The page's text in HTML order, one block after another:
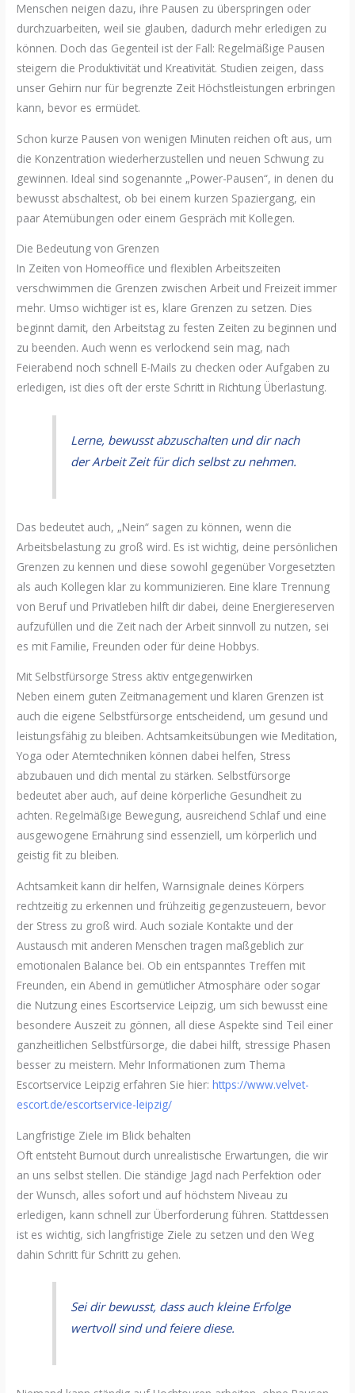
Menschen neigen dazu, ihre Pausen zu überspringen oder
durchzuarbeiten, weil sie glauben, dadurch mehr erledigen zu
können. Doch das Gegenteil ist der Fall: Regelmäßige Pausen
steigern die Produktivität und Kreativität. Studien zeigen, dass
unser Gehirn nur für begrenzte Zeit Höchstleistungen erbringen
kann, bevor es ermüdet.
Schon kurze Pausen von wenigen Minuten reichen oft aus, um
die Konzentration wiederherzustellen und neuen Schwung zu
gewinnen. Ideal sind sogenannte „Power-Pausen“, in denen du
bewusst abschaltest, ob bei einem kurzen Spaziergang, ein
paar Atemübungen oder einem Gespräch mit Kollegen.
Die Bedeutung von Grenzen
In Zeiten von Homeoffice und flexiblen Arbeitszeiten
verschwimmen die Grenzen zwischen Arbeit und Freizeit immer
mehr. Umso wichtiger ist es, klare Grenzen zu setzen. Dies
beginnt damit, den Arbeitstag zu festen Zeiten zu beginnen und
zu beenden. Auch wenn es verlockend sein mag, nach
Feierabend noch schnell E-Mails zu checken oder Aufgaben zu
erledigen, ist dies oft der erste Schritt in Richtung Überlastung.
Lerne, bewusst abzuschalten und dir nach
der Arbeit Zeit für dich selbst zu nehmen.
Das bedeutet auch, „Nein“ sagen zu können, wenn die
Arbeitsbelastung zu groß wird. Es ist wichtig, deine persönlichen
Grenzen zu kennen und diese sowohl gegenüber Vorgesetzten
als auch Kollegen klar zu kommunizieren. Eine klare Trennung
von Beruf und Privatleben hilft dir dabei, deine Energiereserven
aufzufüllen und die Zeit nach der Arbeit sinnvoll zu nutzen, sei
es mit Familie, Freunden oder für deine Hobbys.
Mit Selbstfürsorge Stress aktiv entgegenwirken
Neben einem guten Zeitmanagement und klaren Grenzen ist
auch die eigene Selbstfürsorge entscheidend, um gesund und
leistungsfähig zu bleiben. Achtsamkeitsübungen wie Meditation,
Yoga oder Atemtechniken können dabei helfen, Stress
abzubauen und dich mental zu stärken. Selbstfürsorge
bedeutet aber auch, auf deine körperliche Gesundheit zu
achten. Regelmäßige Bewegung, ausreichend Schlaf und eine
ausgewogene Ernährung sind essenziell, um körperlich und
geistig fit zu bleiben.
Achtsamkeit kann dir helfen, Warnsignale deines Körpers
rechtzeitig zu erkennen und frühzeitig gegenzusteuern, bevor
der Stress zu groß wird. Auch soziale Kontakte und der
Austausch mit anderen Menschen tragen maßgeblich zur
emotionalen Balance bei. Ob ein entspanntes Treffen mit
Freunden, ein Abend in gemütlicher Atmosphäre oder sogar
die Nutzung eines Escortservice Leipzig, um sich bewusst eine
besondere Auszeit zu gönnen, all diese Aspekte sind Teil einer
ganzheitlichen Selbstfürsorge, die dabei hilft, stressige Phasen
besser zu meistern. Mehr Informationen zum Thema
Escortservice Leipzig erfahren Sie hier:https://www.velvet-
escort.de/escortservice-leipzig/
Langfristige Ziele im Blick behalten
Oft entsteht Burnout durch unrealistische Erwartungen, die wir
an uns selbst stellen. Die ständige Jagd nach Perfektion oder
der Wunsch, alles sofort und auf höchstem Niveau zu
erledigen, kann schnell zur Überforderung führen. Stattdessen
ist es wichtig, sich langfristige Ziele zu setzen und den Weg
dahin Schritt für Schritt zu gehen.
Sei dir bewusst, dass auch kleine Erfolge
wertvoll sind und feiere diese.